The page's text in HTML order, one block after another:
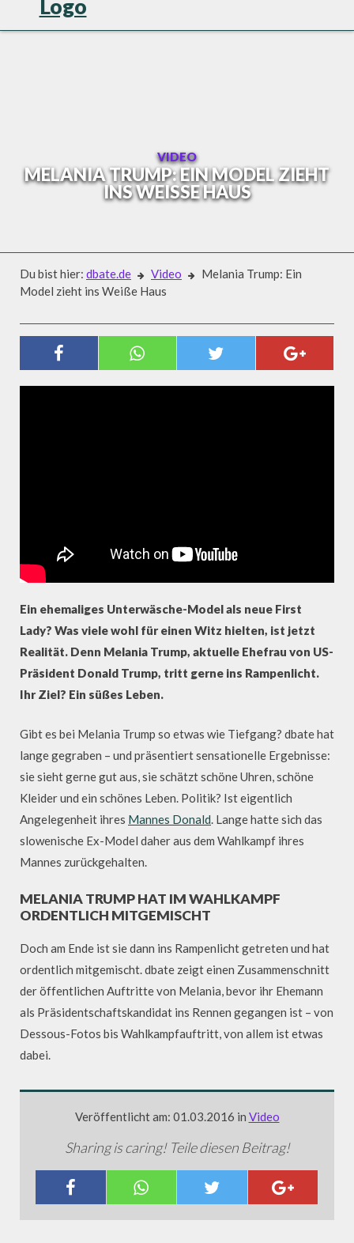
VIDEO
MELANIA TRUMP: EIN MODEL ZIEHT
INS WEISSE HAUS
Du bist hier: dbate.de Video
Melania Trump: Ein
Model zieht ins Weiße Haus
MELANIA TRUMP: EIN MODEL
ZIEHT INS WEISSE HAUS
Ein ehemaliges Unterwäsche-Model als neue First
Lady? Was viele wohl für einen Witz hielten, ist jetzt
Realität. Denn Melania Trump, aktuelle Ehefrau von US-
Präsident Donald Trump, tritt gerne ins Rampenlicht.
Ihr Ziel? Ein süßes Leben.
Gibt es bei Melania Trump so etwas wie Tiefgang? dbate hat
lange gegraben – und präsentiert sensationelle Ergebnisse:
sie sieht gerne gut aus, sie schätzt schöne Uhren, schöne
Kleider und ein schönes Leben. Politik? Ist eigentlich
Angelegenheit ihres Mannes Donald . Lange hatte sich das
slowenische Ex-Model daher aus dem Wahlkampf ihres
Mannes zurückgehalten.
MELANIA TRUMP HAT IM WAHLKAMPF
ORDENTLICH MITGEMISCHT
Doch am Ende ist sie dann ins Rampenlicht getreten und hat
ordentlich mitgemischt. dbate zeigt einen Zusammenschnitt
der öffentlichen Auftritte von Melania, bevor ihr Ehemann
als Präsidentschaftskandidat ins Rennen gegangen ist – von
Dessous-Fotos bis Wahlkampfauftritt, von allem ist etwas
dabei.
Veröffentlicht am: 01.03.2016 in Video
Sharing is caring! Teile diesen Beitrag!